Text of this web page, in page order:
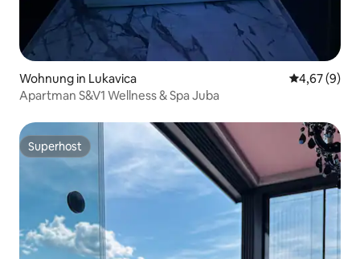
Wohnung in Lukavica
4,67 (9)
Apartman S&V1 Wellness & Spa Juba
Superhost
Superhost